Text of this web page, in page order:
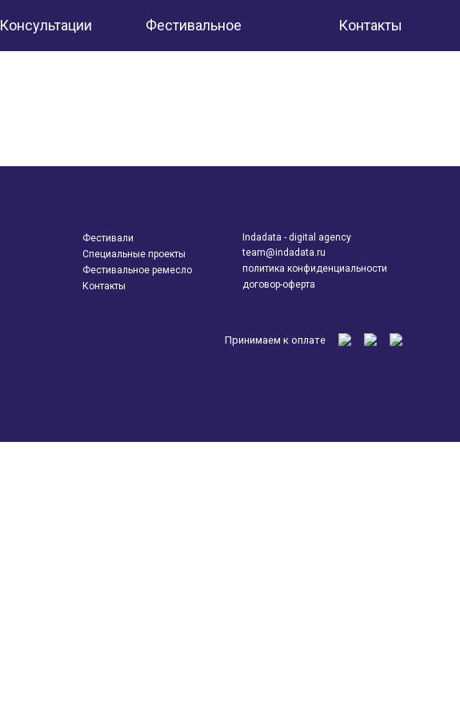
Консультации Фестивальное Контакты
Фестивали
Специальные проекты
Фестивальное ремесло
Контакты
Indadata - digital agency
team@indadata.ru
политика конфиденциальности
договор-оферта
Принимаем к оплате